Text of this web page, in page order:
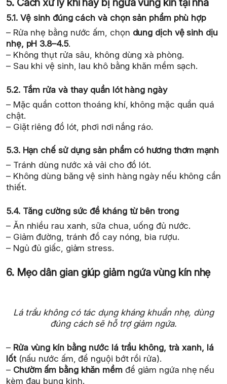
5. Cách xử lý khi hay bị ngứa vùng kín tại nhà
5.1. Vệ sinh đúng cách và chọn sản phẩm phù hợp
– Rửa nhẹ bằng nước ấm, chọn dung dịch vệ sinh dịu
nhẹ, pH 3.8–4.5.
– Không thụt rửa sâu, không dùng xà phòng.
– Sau khi vệ sinh, lau khô bằng khăn mềm sạch.
5.2. Tắm rửa và thay quần lót hàng ngày
– Mặc quần cotton thoáng khí, không mặc quần quá
chật.
– Giặt riêng đồ lót, phơi nơi nắng ráo.
5.3. Hạn chế sử dụng sản phẩm có hương thơm mạnh
– Tránh dùng nước xả vải cho đồ lót.
– Không dùng băng vệ sinh hàng ngày nếu không cần
thiết.
5.4. Tăng cường sức đề kháng từ bên trong
– Ăn nhiều rau xanh, sữa chua, uống đủ nước.
– Giảm đường, tránh đồ cay nóng, bia rượu.
– Ngủ đủ giấc, giảm stress.
6. Mẹo dân gian giúp giảm ngứa vùng kín nhẹ
Lá trầu không có tác dụng kháng khuẩn nhẹ, dùng
đúng cách sẽ hỗ trợ giảm ngứa.
– Rửa vùng kín bằng nước lá trầu không, trà xanh, lá
lốt(nấu nước ấm, để nguội bớt rồi rửa).
– Chườm ấm bằng khăn mềmđể giảm ngứa nhẹ nếu
kèm đau bụng kinh.